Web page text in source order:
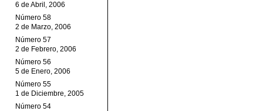
6 de Abril, 2006
Número 58
2 de Marzo, 2006
Número 57
2 de Febrero, 2006
Número 56
5 de Enero, 2006
Número 55
1 de Diciembre, 2005
Número 54